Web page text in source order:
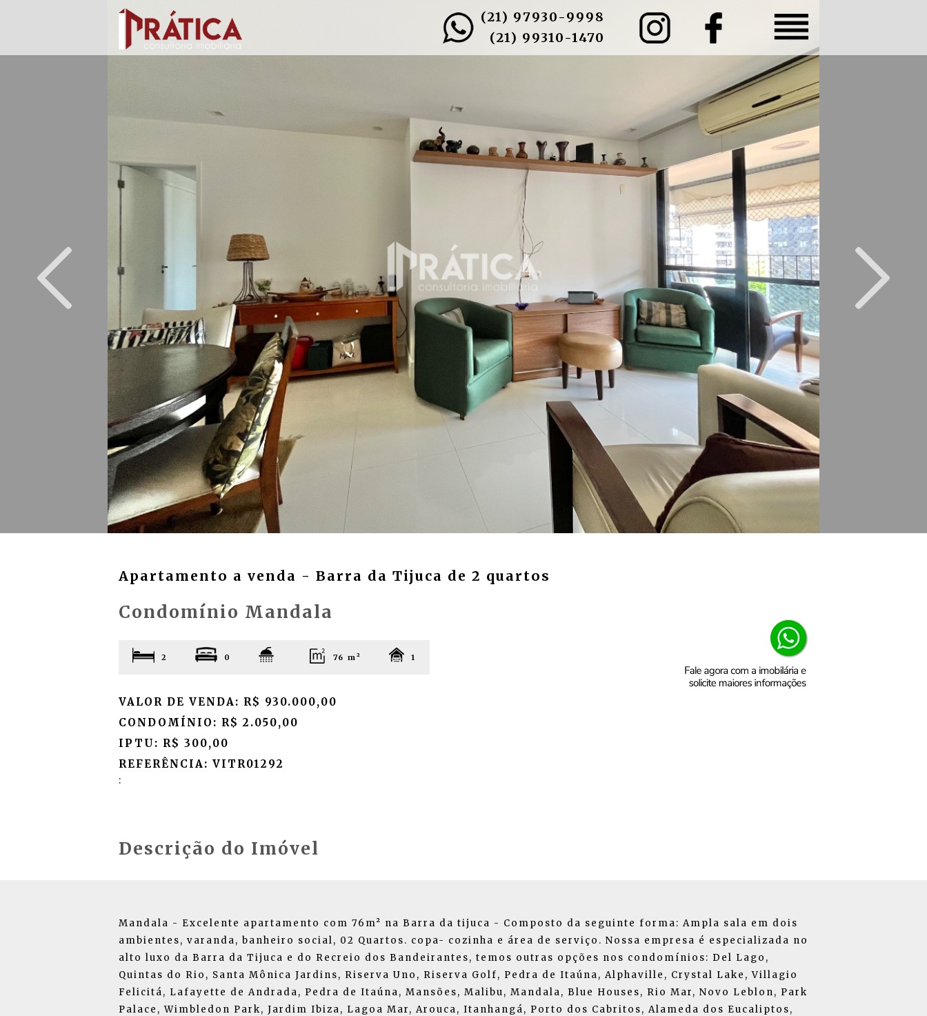
(21) 97930-9998
(21) 99310-1470
Apartamento a venda - Barra da Tijuca de 2 quartos
Condomínio Mandala
2 0 76 m² 1
VALOR DE VENDA: R$ 930.000,00
CONDOMÍNIO: R$ 2.050,00
IPTU: R$ 300,00
REFERÊNCIA: VITR01292
:
Descrição do Imóvel
Mandala - Excelente apartamento com 76m² na Barra da tijuca - Composto da seguinte forma: Ampla sala em dois
ambientes, varanda, banheiro social, 02 Quartos. copa- cozinha e área de serviço. Nossa empresa é especializada no
alto luxo da Barra da Tijuca e do Recreio dos Bandeirantes, temos outras opções nos condomínios: Del Lago,
Quintas do Rio, Santa Mônica Jardins, Riserva Uno, Riserva Golf, Pedra de Itaúna, Alphaville, Crystal Lake, Villagio
Felicitá, Lafayette de Andrada, Pedra de Itaúna, Mansões, Malibu, Mandala, Blue Houses, Rio Mar, Novo Leblon, Park
Palace, Wimbledon Park, Jardim Ibiza, Lagoa Mar, Arouca, Itanhangá, Porto dos Cabritos, Alameda dos Eucaliptos,